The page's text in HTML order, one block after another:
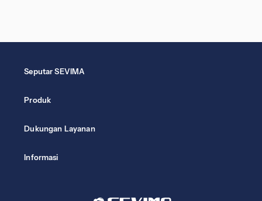
Seputar SEVIMA
Produk
Dukungan Layanan
Informasi